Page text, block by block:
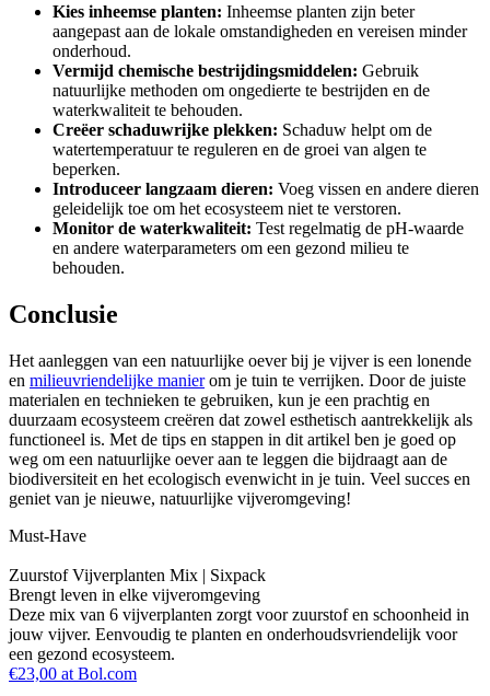
Kies inheemse planten: Inheemse planten zijn beter
aangepast aan de lokale omstandigheden en vereisen minder
onderhoud.
Vermijd chemische bestrijdingsmiddelen: Gebruik
natuurlijke methoden om ongedierte te bestrijden en de
waterkwaliteit te behouden.
Creëer schaduwrijke plekken: Schaduw helpt om de
watertemperatuur te reguleren en de groei van algen te
beperken.
Introduceer langzaam dieren: Voeg vissen en andere dieren
geleidelijk toe om het ecosysteem niet te verstoren.
Monitor de waterkwaliteit: Test regelmatig de pH-waarde
en andere waterparameters om een gezond milieu te
behouden.
Conclusie
Het aanleggen van een natuurlijke oever bij je vijver is een lonende
en milieuvriendelijke manierom je tuin te verrijken. Door de juiste
materialen en technieken te gebruiken, kun je een prachtig en
duurzaam ecosysteem creëren dat zowel esthetisch aantrekkelijk als
functioneel is. Met de tips en stappen in dit artikel ben je goed op
weg om een natuurlijke oever aan te leggen die bijdraagt aan de
biodiversiteit en het ecologisch evenwicht in je tuin. Veel succes en
geniet van je nieuwe, natuurlijke vijveromgeving!
Must-Have
Zuurstof Vijverplanten Mix | Sixpack
Brengt leven in elke vijveromgeving
Deze mix van 6 vijverplanten zorgt voor zuurstof en schoonheid in
jouw vijver. Eenvoudig te planten en onderhoudsvriendelijk voor
een gezond ecosysteem.
€23,00 at Bol.com